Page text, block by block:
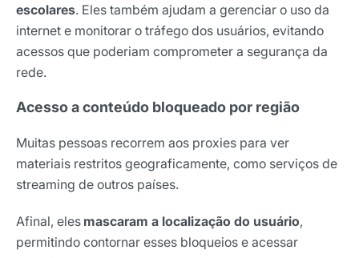
escolares. Eles também ajudam a gerenciar o uso da
internet e monitorar o tráfego dos usuários, evitando
acessos que poderiam comprometer a segurança da
rede.
Acesso a conteúdo bloqueado por região
Muitas pessoas recorrem aos proxies para ver
materiais restritos geograficamente, como serviços de
streaming de outros países.
Afinal, eles mascaram a localização do usuário,
permitindo contornar esses bloqueios e acessar